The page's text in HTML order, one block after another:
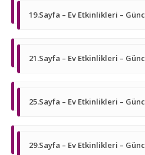
19.Sayfa – Ev Etkinlikleri –
21.Sayfa – Ev Etkinlikleri –
25.Sayfa – Ev Etkinlikleri –
29.Sayfa – Ev Etkinlikleri –